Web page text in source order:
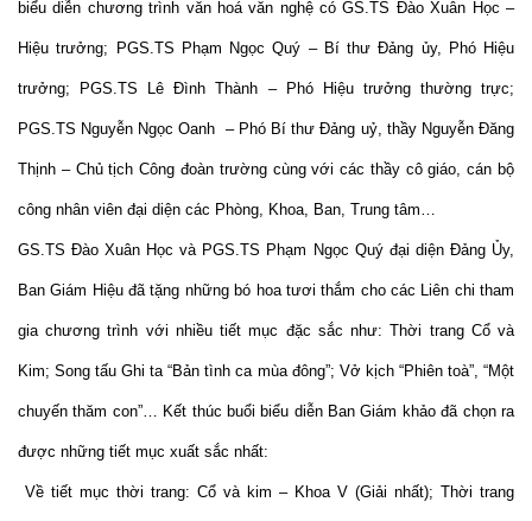
biểu diễn chương trình văn hoá văn nghệ có GS.TS Đào Xuân Học –
Hiệu trưởng; PGS.TS Phạm Ngọc Quý – Bí thư Đảng ủy, Phó Hiệu
trưởng; PGS.TS Lê Đình Thành – Phó Hiệu trưởng thường trực;
PGS.TS Nguyễn Ngọc Oanh – Phó Bí thư Đảng uỷ, thầy Nguyễn Đăng
Thịnh – Chủ tịch Công đoàn trường cùng với các thầy cô giáo, cán bộ
công nhân viên đại diện các Phòng, Khoa, Ban, Trung tâm…
GS.TS Đào Xuân Học và PGS.TS Phạm Ngọc Quý đại diện Đảng Ủy,
Ban Giám Hiệu đã tặng những bó hoa tươi thắm cho các Liên chi tham
gia chương trình với nhiều tiết mục đặc sắc như: Thời trang Cổ và
Kim; Song tấu Ghi ta “Bản tình ca mùa đông”; Vở kịch “Phiên toà”, “Một
chuyến thăm con”… Kết thúc buổi biểu diễn Ban Giám khảo đã chọn ra
được những tiết mục xuất sắc nhất:
Về tiết mục thời trang: Cổ và kim – Khoa V (Giải nhất); Thời trang